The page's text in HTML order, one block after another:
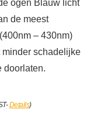
ogen Blauw licht
de meest
– 430nm)
schadelijke
doorlaten.
Details)